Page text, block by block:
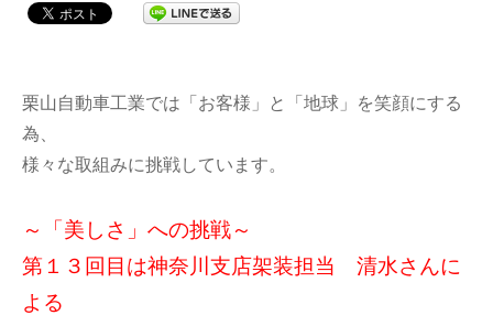
栗山自動車工業では「お客様」と「地球」を笑顔にする
為、
様々な取組みに挑戦しています。
～「美しさ」への挑戦～
第１３回目は神奈川支店架装担当 清水さんに
よる